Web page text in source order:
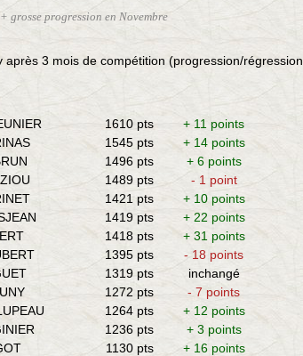
grosse progression en Novembre
3 mois de compétition (progression/régression
1610 pts
+ 11 points
1545 pts
+ 14 points
1496 pts
+ 6 points
1489 pts
- 1 point
1421 pts
+ 10 points
1419 pts
+ 22 points
1418 pts
+ 31 points
1395 pts
- 18 points
1319 pts
inchangé
1272 pts
- 7 points
1264 pts
+ 12 points
1236 pts
+ 3 points
1130 pts
+ 16 points